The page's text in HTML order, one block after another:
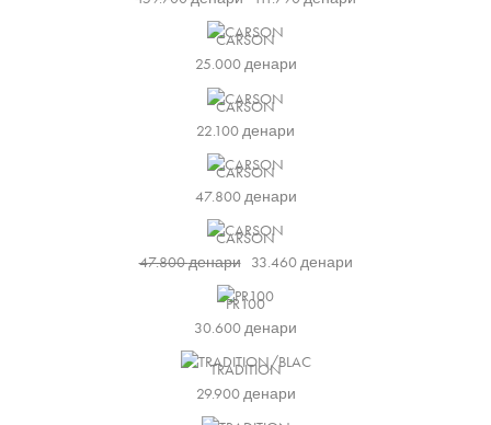
CARSON
25.000денари
CARSON
22.100денари
CARSON
47.800денари
CARSON
47.800денари 33.460денари
PR100
30.600денари
TRADITION
29.900денари